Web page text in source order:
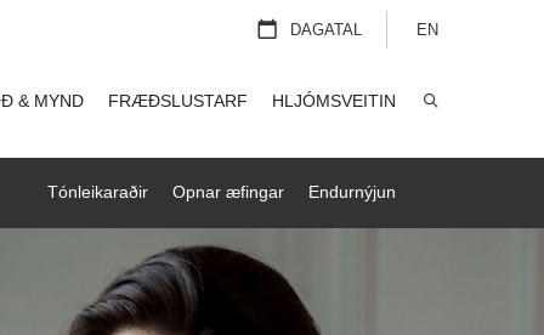
Tónleikaraðir Opnar æfingar Endurnýjun
& MYND FRÆÐSLUSTARF HLJÓMSVEITIN
EN
DAGATAL